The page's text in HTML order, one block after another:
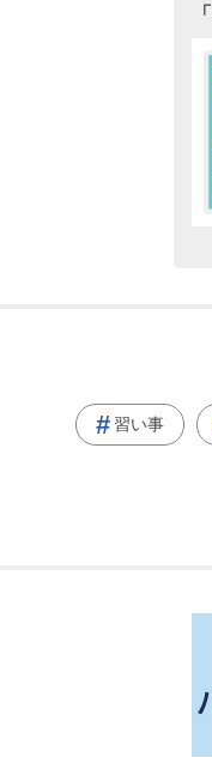
「
習い事